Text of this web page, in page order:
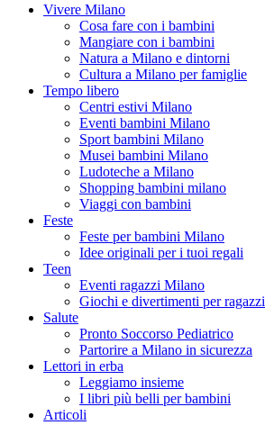
Vivere Milano
Cosa fare con i bambini
Mangiare con i bambini
Natura a Milano e dintorni
Cultura a Milano per famiglie
Tempo libero
Centri estivi Milano
Eventi bambini Milano
Sport bambini Milano
Musei bambini Milano
Ludoteche a Milano
Shopping bambini milano
Viaggi con bambini
Feste
Feste per bambini Milano
Idee originali per i tuoi regali
Teen
Eventi ragazzi Milano
Giochi e divertimenti per ragazzi
Salute
Pronto Soccorso Pediatrico
Partorire a Milano in sicurezza
Lettori in erba
Leggiamo insieme
I libri più belli per bambini
Articoli